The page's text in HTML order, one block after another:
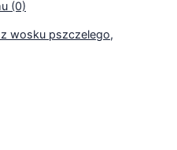
(0)
wosku pszczelego,